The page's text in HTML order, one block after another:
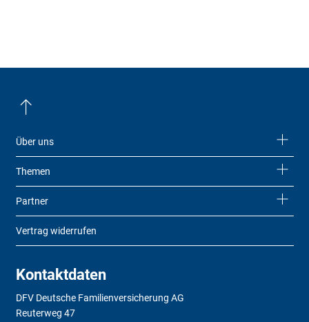
Über uns
Themen
Partner
Vertrag widerrufen
Kontaktdaten
DFV Deutsche Familienversicherung AG
Reuterweg 47